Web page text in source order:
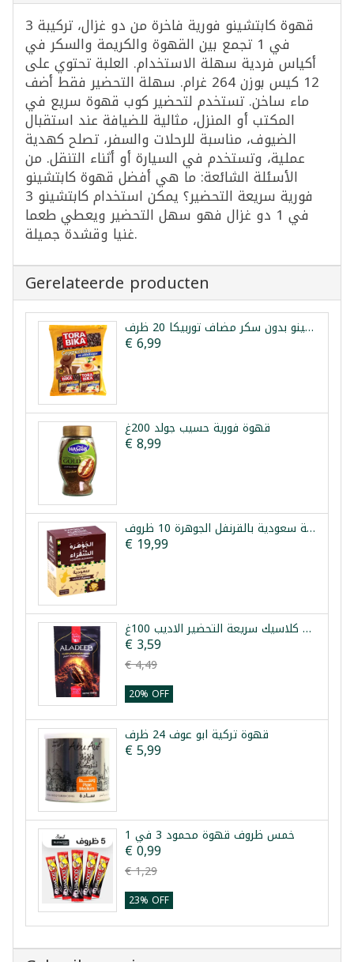
قهوة كابتشينو فورية فاخرة من دو غزال، تركيبة 3
في 1 تجمع بين القهوة والكريمة والسكر في
أكياس فردية سهلة الاستخدام. العلبة تحتوي على
12 كيس بوزن 264 غرام. سهلة التحضير فقط أضف
ماء ساخن. تستخدم لتحضير كوب قهوة سريع في
المكتب أو المنزل، مثالية للضيافة عند استقبال
الضيوف، مناسبة للرحلات والسفر، تصلح كهدية
عملية، وتستخدم في السيارة أو أثناء التنقل. من
الأسئلة الشائعة: ما هي أفضل قهوة كابتشينو
فورية سريعة التحضير؟ يمكن استخدام كابتشينو 3
في 1 دو غزال فهو سهل التحضير ويعطي طعما
غنيا وقشدة جميلة.
Gerelateerde producten
كابتشينو بدون سكر مضاف توربيكا 20 ظرف
€ 6,99
قهوة فورية حسيب جولد 200غ
€ 8,99
قهوة عربية سعودية بالقرنفل الجوهرة 10 ظروف
€ 19,99
قهوة كلاسيك سريعة التحضير الاديب 100غ
€ 3,59
€ 4,49
20% OFF
قهوة تركية ابو عوف 24 ظرف
€ 5,99
خمس ظروف قهوة محمود 3 في 1
€ 0,99
€ 1,29
23% OFF